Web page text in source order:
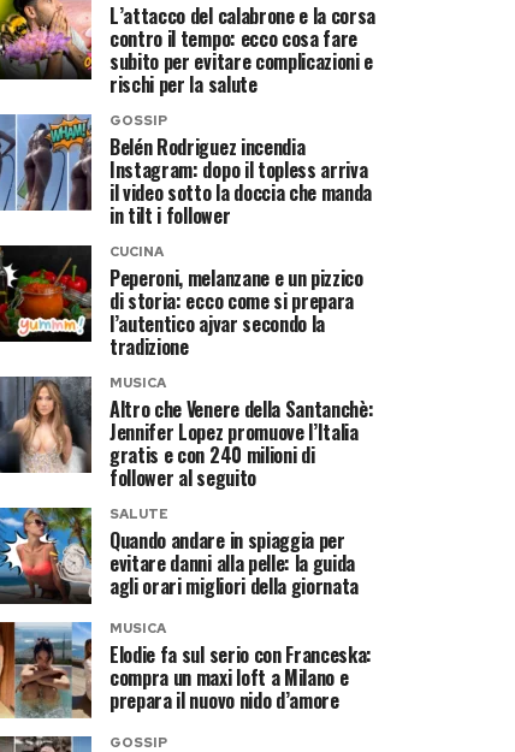
L’attacco del calabrone e la corsa
contro il tempo: ecco cosa fare
subito per evitare complicazioni e
rischi per la salute
GOSSIP
Belén Rodriguez incendia
Instagram: dopo il topless arriva
il video sotto la doccia che manda
in tilt i follower
CUCINA
Peperoni, melanzane e un pizzico
di storia: ecco come si prepara
l’autentico ajvar secondo la
tradizione
MUSICA
Altro che Venere della Santanchè:
Jennifer Lopez promuove l’Italia
gratis e con 240 milioni di
follower al seguito
SALUTE
Quando andare in spiaggia per
evitare danni alla pelle: la guida
agli orari migliori della giornata
MUSICA
Elodie fa sul serio con Franceska:
compra un maxi loft a Milano e
prepara il nuovo nido d’amore
GOSSIP